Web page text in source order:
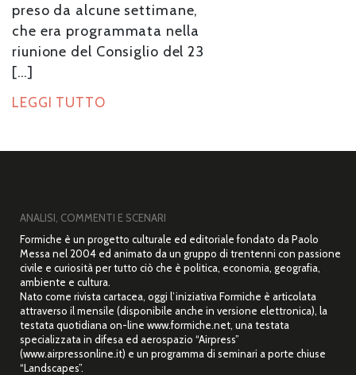
preso da alcune settimane,
che era programmata nella
riunione del Consiglio del 23
[…]
LEGGI TUTTO
ANALISI, COMMENTI E SCENARI
Formiche è un progetto culturale ed editoriale fondato da Paolo
Messa nel 2004 ed animato da un gruppo di trentenni con passione
civile e curiosità per tutto ciò che è politica, economia, geografia,
ambiente e cultura.
Nato come rivista cartacea, oggi l’iniziativa Formiche è articolata
attraverso il mensile (disponibile anche in versione elettronica), la
testata quotidiana on-line www.formiche.net, una testata
specializzata in difesa ed aerospazio “Airpress”
(www.airpressonline.it) e un programma di seminari a porte chiuse
“Landscapes”.